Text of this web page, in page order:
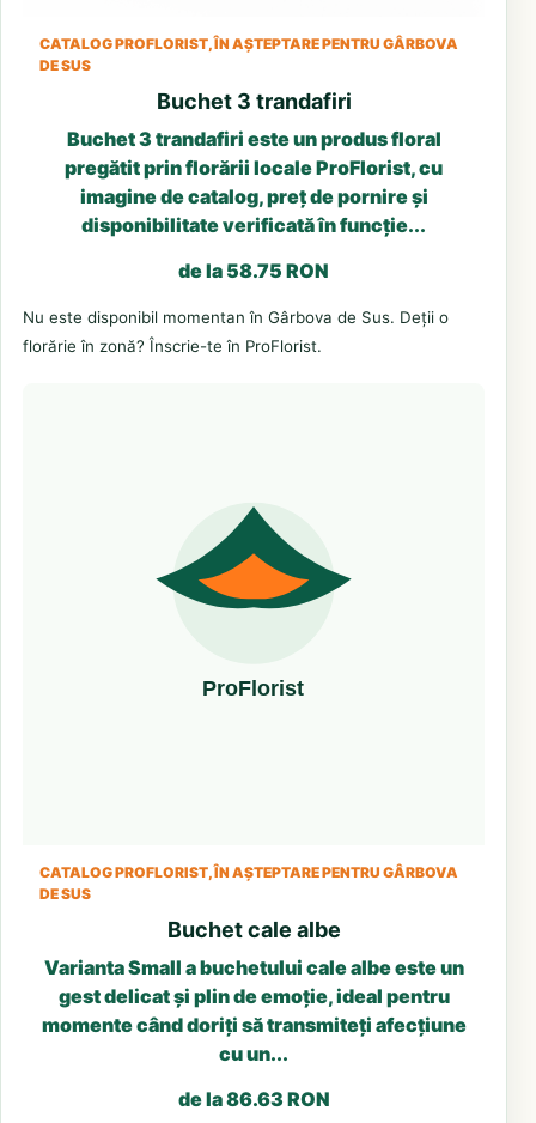
CATALOG PROFLORIST, ÎN AȘTEPTARE PENTRU GÂRBOVA
DE SUS
Buchet 3 trandafiri
Buchet 3 trandafiri este un produs floral
pregătit prin florării locale ProFlorist, cu
imagine de catalog, preț de pornire și
disponibilitate verificată în funcție...
de la 58.75 RON
Nu este disponibil momentan în Gârbova de Sus. Deții o
florărie în zonă? Înscrie-te în ProFlorist.
CATALOG PROFLORIST, ÎN AȘTEPTARE PENTRU GÂRBOVA
DE SUS
Buchet cale albe
Varianta Small a buchetului cale albe este un
gest delicat și plin de emoție, ideal pentru
momente când doriți să transmiteți afecțiune
cu un...
de la 86.63 RON